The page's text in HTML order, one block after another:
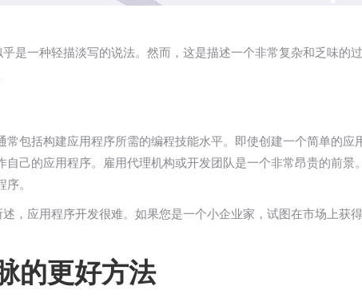
是一种轻描淡写的说法。然而，这是描述一个非常复杂和乏味的过
包括构建应用程序所需的编程技能水平。即使创建一个简单的应
己的应用程序。雇用代理机构或开发团队是一个非常昂贵的前景。
。
，应用程序开发很难。如果您是一个小企业家，试图在市场上获
的更好方法